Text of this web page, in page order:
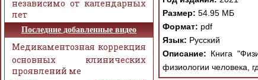
Размер: 54.95 МБ
Формат: pdf
Язык: Русский
Описание: Книга
физиологии человека,
независимо от календарных
лет
Последние добавленные видео
Медикаментозная коррекция
основных клинических
проявлений ме